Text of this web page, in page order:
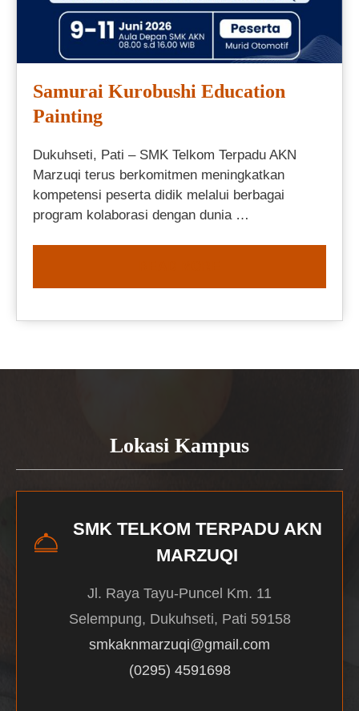
Samurai Kurobushi Education
Painting
Dukuhseti, Pati – SMK Telkom Terpadu AKN
Marzuqi terus berkomitmen meningkatkan
kompetensi peserta didik melalui berbagai
program kolaborasi dengan dunia …
Lokasi Kampus
SMK TELKOM TERPADU AKN
MARZUQI
Jl. Raya Tayu-Puncel Km. 11
Selempung, Dukuhseti, Pati 59158
smkaknmarzuqi@gmail.com
(0295) 4591698